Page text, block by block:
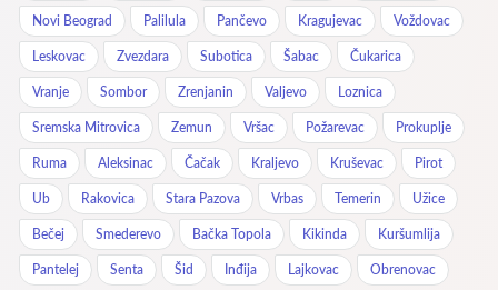
Novi Beograd Palilula Pančevo Kragujevac Voždovac
Leskovac Zvezdara Subotica Šabac Čukarica
Vranje Sombor Zrenjanin Valjevo Loznica
Sremska Mitrovica Zemun Vršac Požarevac Prokuplje
Ruma Aleksinac Čačak Kraljevo Kruševac Pirot
Ub Rakovica Stara Pazova Vrbas Temerin Užice
Bečej Smederevo Bačka Topola Kikinda Kuršumlija
Pantelej Senta Šid Inđija Lajkovac Obrenovac